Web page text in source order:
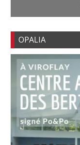
OPALIA